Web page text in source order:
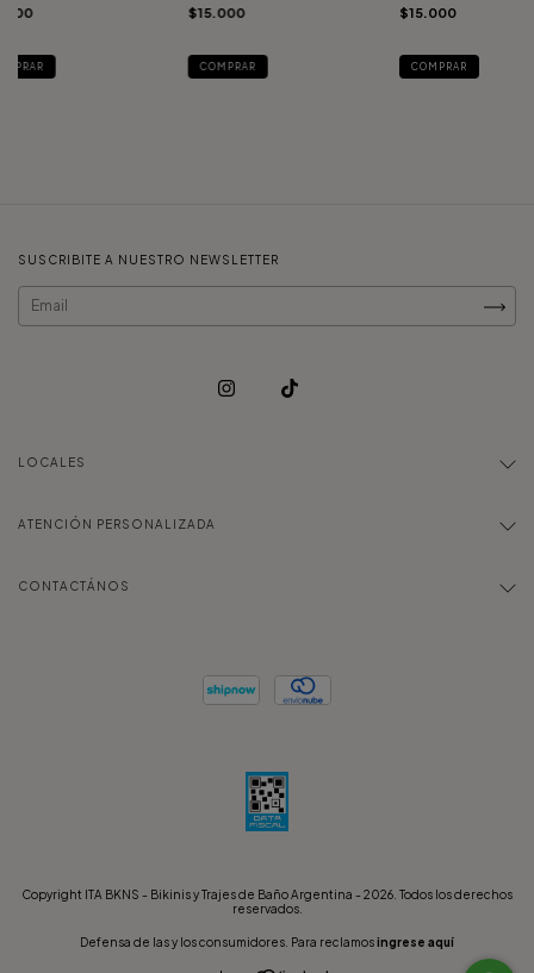
$15.000
COMPRAR
$15.000
COMPRAR
SUSCRIBITE A NUESTRO NEWSLETTER
LOCALES
ATENCIÓN PERSONALIZADA
CONTACTÁNOS
Copyright ITA BKNS - Bikinis y Trajes de Baño Argentina - 2026. Todos los derechos
reservados.
Defensa de las y los consumidores. Para reclamosingrese aquí